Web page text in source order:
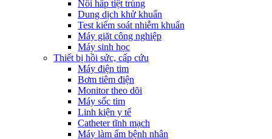
Nồi hấp tiệt trùng
Dung dịch khử khuẩn
Test kiểm soát nhiễm khuẩn
Máy giặt công nghiệp
Máy sinh học
Thiết bị hồi sức, cấp cứu
Máy điện tim
Bơm tiêm điện
Monitor theo dõi
Máy sốc tim
Linh kiện y tế
Catheter tĩnh mạch
Máy làm ấm bệnh nhân